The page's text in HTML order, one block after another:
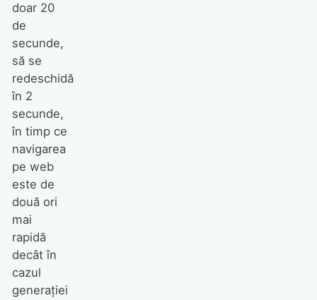
doar 20
de
secunde,
să se
redeschidă
în 2
secunde,
în timp ce
navigarea
pe web
este de
două ori
mai
rapidă
decât în
cazul
generaţiei